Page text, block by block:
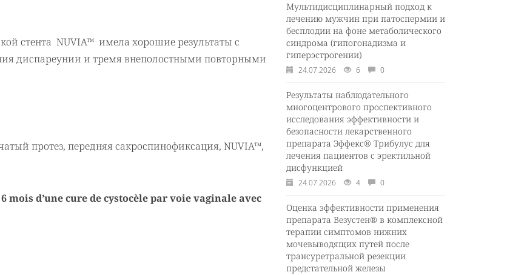
стента NUVIA™ имела хорошие результаты с
диспареунии и тремя внеполостными повторными
протез, передняя сакроспинофиксация, NUVIA™,
d’une cure de cystocèle par voie vaginale avec
Мультидисциплинарный подход к
лечению мужчин при патоспермии и
бесплодии на фоне метаболического
синдрома (гипогонадизма и
гиперэстрогении)
24.07.2026 6 0
Результаты наблюдательного
многоцентрового проспективного
исследования эффективности и
безопасности лекарственного
препарата Эффекс® Трибулус для
лечения пациентов с эректильной
дисфункцией
24.07.2026 4 0
Оценка эффективности применения
препарата Везустен® в комплексной
терапии симптомов нижних
мочевыводящих путей после
трансуретральной резекции
предстательной железы